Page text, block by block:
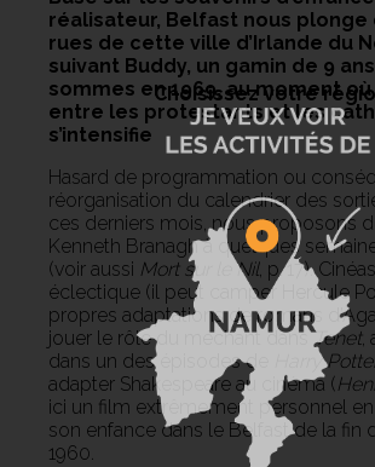
réalisateur, Belfast nous plonge
rues de cette ville d’Irlande du
suivant Buddy, un gamin de 9
sommes en 1969, au moment
entre les protestants et les
s’intensifie
Hasard de programmation ou
réorganisation du calendrier des
ces derniers mois, nous proposons
Kenneth Branagh à quelques
(voir aussi Mort sur le Nil, p. 17).
éclectique (il peut camper Hercule
propres adaptations de romans
jouer le rôle du méchant dansTenet,
dans un des épisodes de
Harry
adapter Shakespeare au cinéma (
ici un film extrêmement personnel
son enfance dans le Belfast de la fin
1960.
Choisissez votre